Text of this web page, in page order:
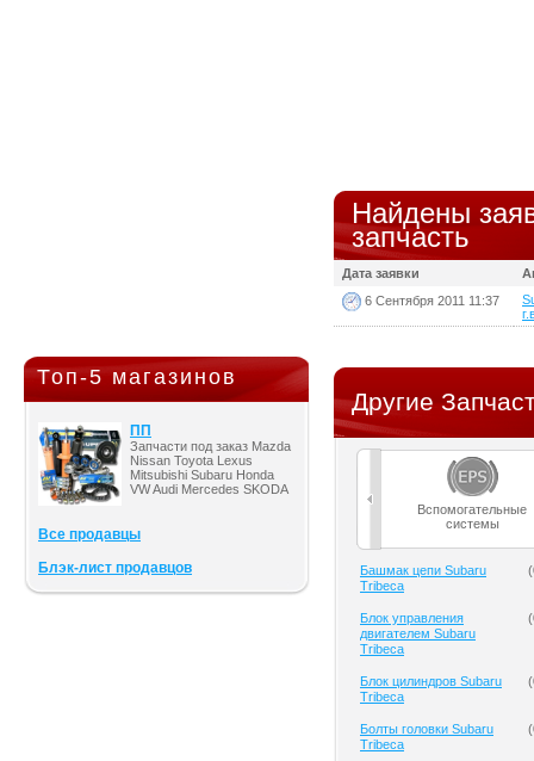
Топ-5 магазинов
ПП
Запчасти под заказ Mazda
Nissan Toyota Lexus
Mitsubishi Subaru Honda
VW Audi Mercedes SKODA
Все продавцы
Блэк-лист продавцов
Найдены
запчасть
Дата заявки
6 Сентября 2011 11:37
Другие
Вспомогательные
системы
Башмак цепи Subaru
Tribeca
(
Блок управления
двигателем Subaru
Tribeca
(
Блок цилиндров Subaru
Tribeca
(
Болты головки Subaru
Tribeca
(